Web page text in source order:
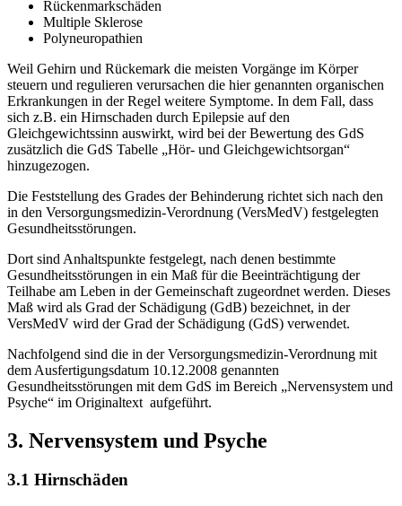
Rückenmarkschäden
Multiple Sklerose
Polyneuropathien
Weil Gehirn und Rückemark die meisten Vorgänge im Körper
steuern und regulieren verursachen die hier genannten organischen
Erkrankungen in der Regel weitere Symptome. In dem Fall, dass
sich z.B. ein Hirnschaden durch Epilepsie auf den
Gleichgewichtssinn auswirkt, wird bei der Bewertung des GdS
zusätzlich die GdS Tabelle „Hör- und Gleichgewichtsorgan“
hinzugezogen.
Die Feststellung des Grades der Behinderung richtet sich nach den
in den Versorgungsmedizin-Verordnung (VersMedV) festgelegten
Gesundheitsstörungen.
Dort sind Anhaltspunkte festgelegt, nach denen bestimmte
Gesundheitsstörungen in ein Maß für die Beeinträchtigung der
Teilhabe am Leben in der Gemeinschaft zugeordnet werden. Dieses
Maß wird als Grad der Schädigung (GdB) bezeichnet, in der
VersMedV wird der Grad der Schädigung (GdS) verwendet.
Nachfolgend sind die in der Versorgungsmedizin-Verordnung mit
dem Ausfertigungsdatum 10.12.2008 genannten
Gesundheitsstörungen mit dem GdS im Bereich „Nervensystem und
Psyche“ im Originaltext aufgeführt.
3. Nervensystem und Psyche
3.1 Hirnschäden